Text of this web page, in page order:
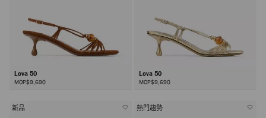
Lova 50
MOP$9,690
Lova 50
MOP$9,690
新品 熱門趨勢